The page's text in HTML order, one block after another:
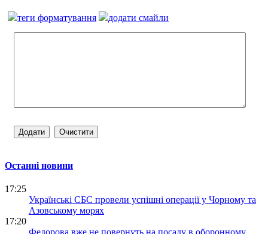
теги форматування додати смайли
Останні новини
17:25
Українські СБС провели успішні операції у Чорному та
Азовському морях
17:20
Федорова вже не повернуть на посаду в оборонному